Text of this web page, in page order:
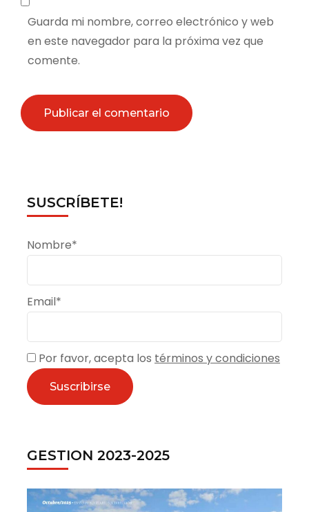
Guarda mi nombre, correo electrónico y web
en este navegador para la próxima vez que
comente.
SUSCRÍBETE!
Nombre*
Email*
Por favor, acepta los términos y condiciones
GESTION 2023-2025